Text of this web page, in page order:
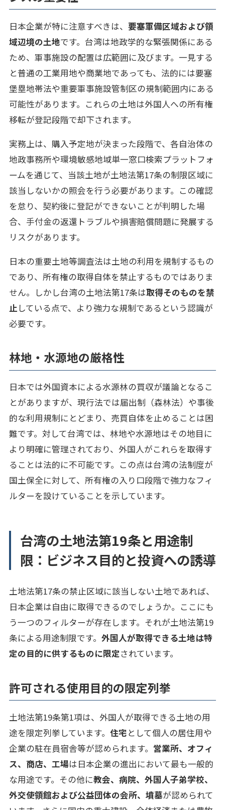
日本企業が特に注意すべきは、 要塞軍備区域および領
域辺境の土地です。台湾は地政学的な緊張関係にある
ため、軍事施設の配置は広範囲に及びます。一見する
と普通の工業用地や商業地であっても、法的には要塞
堡塁地帯法や重要軍事施設管制区の規制範囲内にある
可能性があります。これらの土地は外国人への所有権
移転が登記段階で却下されます。
実務上は、購入予定地が決まった段階で、各自治体の
地政事務所や環境敏感地域単一窓口検索プラットフォ
ームを通じて、当該土地が土地法第17条の制限区域に
該当しないかの照会を行う必要があります。この確認
を怠り、契約後に登記ができないことが判明した場
合、手付金の返還トラブルや損害賠償問題に発展する
リスクがあります。
日本の重要土地等調査法は土地の利用を規制するもの
であり、所有権の取得自体を禁止するものではありま
せん。しかし台湾の土地法第17条は取得そのものを禁
止 している点で、より強力な規制であるという認識が
必要です。
林地・水源地の厳格性
日本では外国資本による水源林の買収が議論となるこ
とがありますが、現行法では届出制（森林法）や事後
的な利用規制にとどまり、売買自体を止めることは困
難です。対して台湾では、林地や水源地はその地目に
より明確に管理されており、外国人がこれらを取得す
ることは法的に不可能です。この点は台湾の法制度が
国土保全に対して、所有権の入り口段階で強力なフィ
ルターを設けていることを示しています。
台湾の土地法第19条と用途制
限：ビジネス目的と投資への誘導
土地法第17条の禁止区域に該当しない土地であれば、
日本企業は自由に取得できるのでしょうか。ここにも
う一つのフィルターが存在します。それが土地法第19
条による用途制限です。 外国人が取得できる土地は特
定の目的に供するものに限定されています。
許可される使用目的の限定列挙
土地法第19条第1項は、外国人が取得できる土地の用
途を限定列挙しています。 住宅として個人の居住用や
企業の駐在員宿舎等が認められます。 営業所、オフィ
ス、商店、工場は日本企業の進出において最も一般的
な用途です。その他に教会、病院、外国人子弟学校、
外交使領館および公益団体の会所、墳墓が認められて